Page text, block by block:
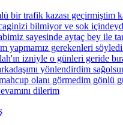
bir trafik kazası geçirmiştim
bilmiyor ve sok
sayesinde aytaç bey ile
yapmamız gerekenleri
izniyle o günleri geride
yönlendirdim
olanı görmedim gönlü
dilerim